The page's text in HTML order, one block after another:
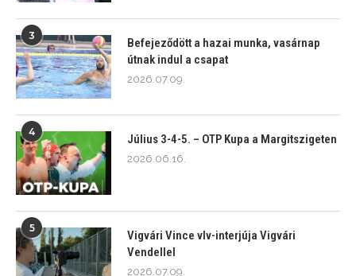
3
Befejeződött a hazai munka, vasárnap
útnak indul a csapat
2026.07.09.
4
Július 3-4-5. – OTP Kupa a Margitszigeten
2026.06.16.
5
Vigvári Vince vlv-interjúja Vigvári
Vendellel
2026.07.09.